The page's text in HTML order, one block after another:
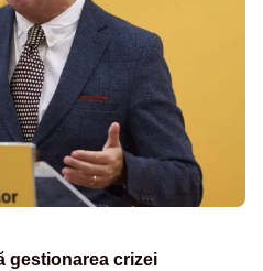
gestionarea crizei